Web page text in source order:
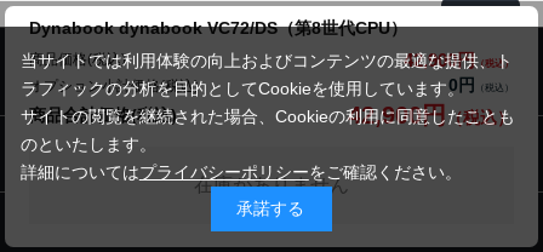
Dynabook dynabook VC72/DS（第8世代CPU）
商品価格(税込) 42,900円
オプション小計価格(税込)
0円
商品合計価格(税込)
42,900円
在庫がありません
商品のご案内
パソコン市場について
パソコン販売以外のサービス
当サイトでは利用体験の向上およびコンテンツの最適な提供、ト
ラフィックの分析を目的としてCookieを使用しています。
サイトの閲覧を継続された場合、Cookieの利用に同意したことも
のといたします。
詳細についてはプライバシーポリシーをご確認ください。
承諾する